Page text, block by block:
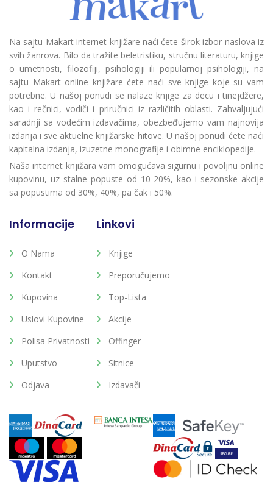
Na sajtu Makart internet knjižare naći ćete širok izbor naslova iz
svih žanrova. Bilo da tražite beletristiku, stručnu literaturu, knjige
o umetnosti, filozofiji, psihologiji ili popularnoj psihologiji, na
sajtu Makart online knjižare ćete naći sve knjige koje su vam
potrebne. U našoj ponudi se nalaze knjige za decu i tinejdžere,
kao i rečnici, vodiči i priručnici iz različitih oblasti. Zahvaljujući
saradnji sa vodećim izdavačima, obezbeđujemo vam najnovija
izdanja i sve aktuelne knjižarske hitove. U našoj ponudi ćete naći
kapitalna izdanja, izuzetne monografije i obimne enciklopedije.
Naša internet knjižara vam omogućava sigurnu i povoljnu online
kupovinu, uz stalne popuste od 10-20%, kao i sezonske akcije
sa popustima od 30%, 40%, pa čak i 50%.
Informacije
O Nama
Kontakt
Kupovina
Uslovi Kupovine
Polisa Privatnosti
Uputstvo
Odjava
Linkovi
Knjige
Preporučujemo
Top-Lista
Akcije
Offinger
Sitnice
Izdavači